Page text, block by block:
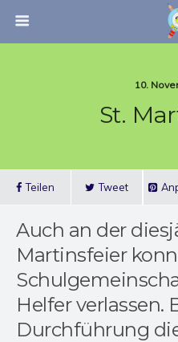
10.
St.
Teilen Tweet
Auch an der
Martinsfeier
Helfer verlassen.
Durchführung